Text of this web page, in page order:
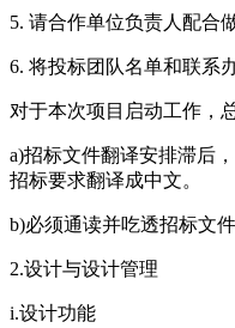
5. 请合作单位负责人配合
6. 将投标团队名单和联系
对于本次项目启动工作，
a)招标文件翻译安排滞后
招标要求翻译成中文。
b)必须通读并吃透招标文
2.设计与设计管理
i.设计功能